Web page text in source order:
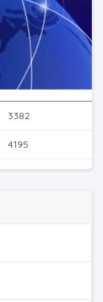
3382
4195